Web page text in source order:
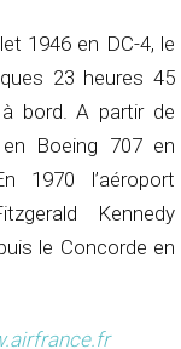
1946 en DC-4, le
23 heures 45
bord. A partir de
Boeing 707 en
1970 l’aéroport
Kennedy
le Concorde en